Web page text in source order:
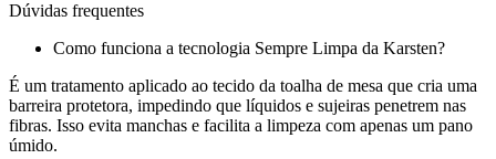
Dúvidas frequentes
Como funciona a tecnologia Sempre Limpa da Karsten?
É um tratamento aplicado ao tecido da toalha de mesa que cria uma
barreira protetora, impedindo que líquidos e sujeiras penetrem nas
fibras. Isso evita manchas e facilita a limpeza com apenas um pano
úmido.